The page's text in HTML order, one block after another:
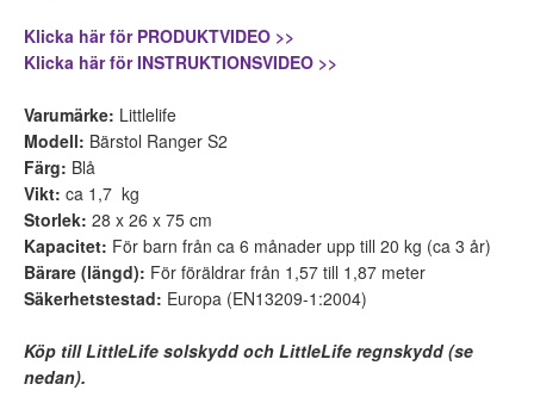
Klicka här för PRODUKTVIDEO >>
Klicka här för INSTRUKTIONSVIDEO >>
Varumärke: Littlelife
Modell: Bärstol Ranger S2
Färg: Blå
Vikt: ca 1,7 kg
Storlek: 28 x 26 x 75 cm
Kapacitet: För barn från ca 6 månader upp till 20 kg (ca 3 år)
Bärare (längd): För föräldrar från 1,57 till 1,87 meter
Säkerhetstestad: Europa (EN13209-1:2004)
Köp till LittleLife solskydd och LittleLife regnskydd (se
nedan).